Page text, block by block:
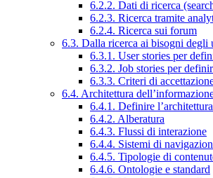
6.2.2. Dati di ricerca
6.2.3. Ricerca tramite
6.2.4. Ricerca sui forum
6.3. Dalla ricerca ai bisogni degli
6.3.1. User stories per
6.3.2. Job stories per
6.3.3. Criteri di
6.4. Architettura
6.4.1. Definire
6.4.2. Alberatura
6.4.3. Flussi di interazione
6.4.4. Sistemi di
6.4.5. Tipologie di
6.4.6. Ontologie e standard